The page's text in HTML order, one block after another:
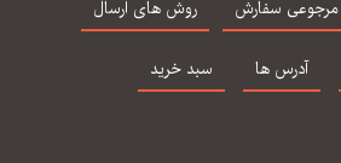
الله ستوده
اساس DSM-5-TR
ساوالان
سفارش روش های ارسال
آدرس ها
سبد خرید